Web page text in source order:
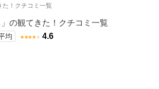
た！クチコミ一覧
」の観てきた！クチコミ一覧
均 ★ ★ ★ ★ ★ 4.6